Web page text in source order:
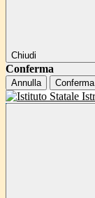
Chiudi
Conferma
Annulla Conferma